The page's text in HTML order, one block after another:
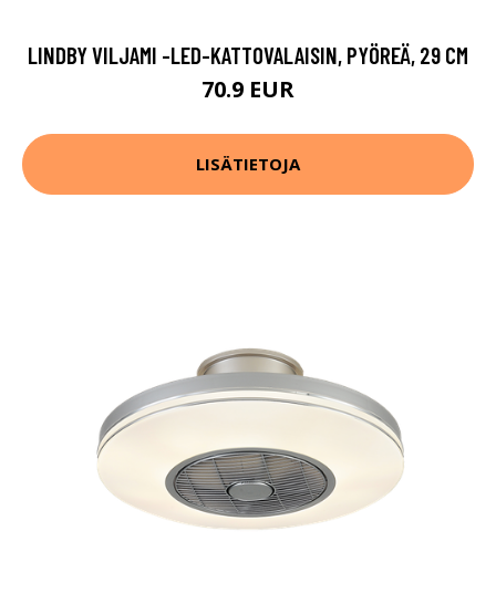
LINDBY VILJAMI -LED-KATTOVALAISIN, PYÖREÄ, 29 CM
70.9 EUR
LISÄTIETOJA